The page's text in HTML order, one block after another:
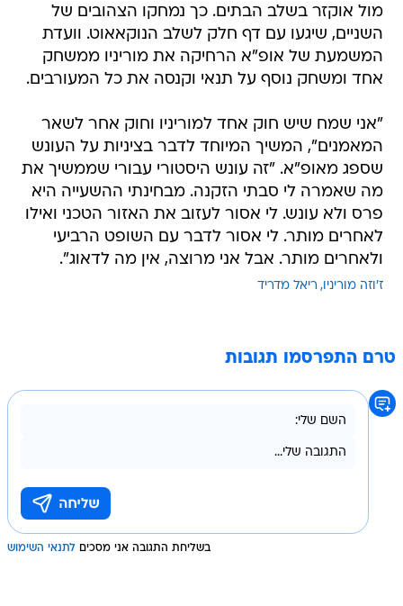
מול אוקזר בשלב הבתים. כך נמחקו הצהובים של
השניים, שיגעו עם דף חלק לשלב הנוקאאוט. וועדת
המשמעת של אופ"א הרחיקה את מוריניו ממשחק
אחד ומשחק נוסף על תנאי וקנסה את כל המעורבים.
"אני שמח שיש חוק אחד למוריניו וחוק אחר לשאר
המאמנים", המשיך המיוחד לדבר בציניות על העונש
שספג מאופ"א. "זה עונש היסטורי עבורי שממשיך את
מה שאמרה לי סבתי הזקנה. מבחינתי ההשעייה היא
פרס ולא עונש. לי אסור לעזוב את האזור הטכני ואילו
לאחרים מותר. לי אסור לדבר עם השופט הרביעי
ולאחרים מותר. אבל אני מרוצה, אין מה לדאוג".
ז'וזה מוריניו ריאל מדריד
טרם התפרסמו תגובות
בשליחת התגובה אני מסכים לתנאי השימוש